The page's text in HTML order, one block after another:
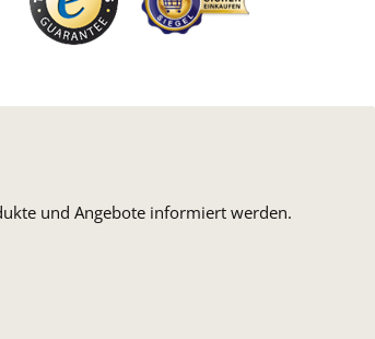
und Angebote informiert werden.